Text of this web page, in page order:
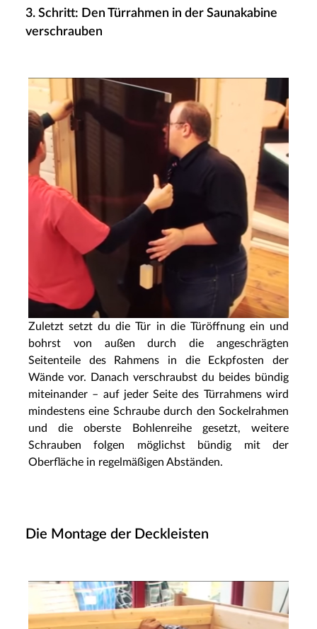
3. Schritt: Den Türrahmen in der Saunakabine
verschrauben
Zuletzt setzt du die Tür in die Türöffnung ein und
bohrst von außen durch die angeschrägten
Seitenteile des Rahmens in die Eckpfosten der
Wände vor. Danach verschraubst du beides bündig
miteinander – auf jeder Seite des Türrahmens wird
mindestens eine Schraube durch den Sockelrahmen
und die oberste Bohlenreihe gesetzt, weitere
Schrauben folgen möglichst bündig mit der
Oberfläche in regelmäßigen Abständen.
Die Montage der Deckleisten